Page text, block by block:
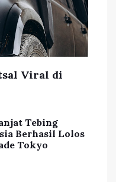
Viral di
Tebing
Berhasil Lolos
Tokyo